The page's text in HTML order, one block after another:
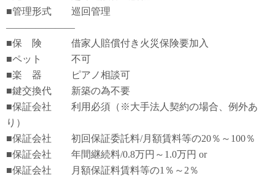
■管理形式 巡回管理
―――――――
■保 険 借家人賠償付き火災保険要加入
■ペット 不可
■楽 器 ピアノ相談可
■鍵交換代 新築の為不要
■保証会社 利用必須（※大手法人契約の場合、例外あ
り）
■保証会社 初回保証委託料/月額賃料等の20％～100％
■保証会社 年間継続料/0.8万円～1.0万円 or
■保証会社 月額保証料賃料等の1％～2％